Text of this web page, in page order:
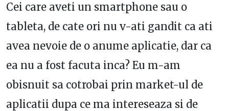
Cei care aveti un smartphone sau o
tableta, de cate ori nu v-ati gandit ca ati
avea nevoie de o anume aplicatie, dar ca
ea nu a fost facuta inca? Eu m-am
obisnuit sa cotrobai prin market-ul de
aplicatii dupa ce ma intereseaza si de